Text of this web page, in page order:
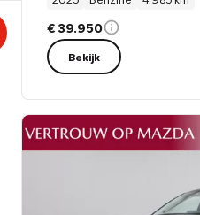
€ 39.950
Bekijk